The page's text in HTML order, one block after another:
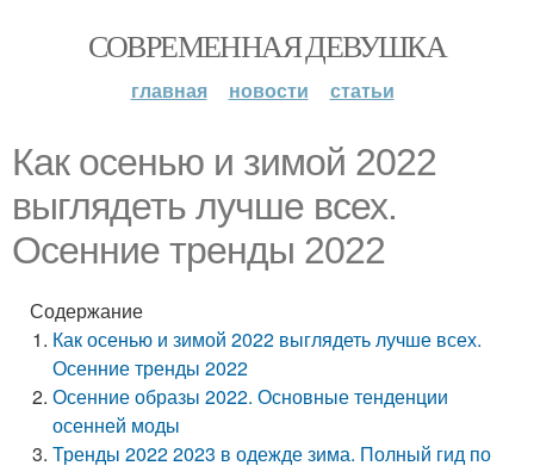
СОВРЕМЕННАЯ ДЕВУШКА
главная новости статьи
Как осенью и зимой 2022
выглядеть лучше всех.
Осенние тренды 2022
Содержание
Как осенью и зимой 2022 выглядеть лучше всех.
Осенние тренды 2022
Осенние образы 2022. Основные тенденции
осенней моды
Тренды 2022 2023 в одежде зима. Полный гид по